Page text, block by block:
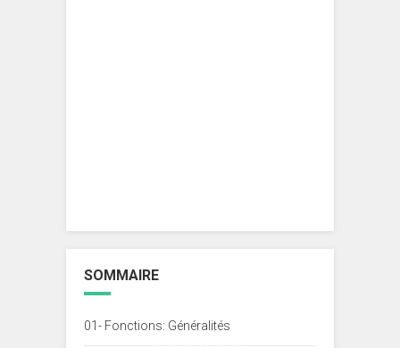
SOMMAIRE
01- Fonctions: Généralités